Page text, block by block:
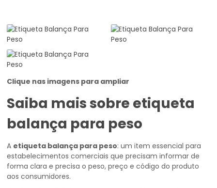
Clique nas imagens para ampliar
Saiba mais sobre etiqueta
balança para peso
A etiqueta balança para peso: um item essencial para
estabelecimentos comerciais que precisam informar de
forma clara e precisa o peso, preço e código do produto
aos consumidores.